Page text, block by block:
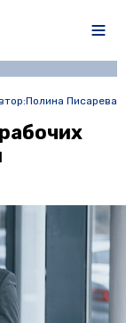
Полина Писарева